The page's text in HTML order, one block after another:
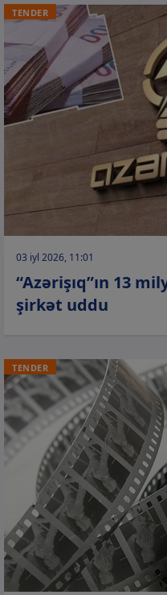
TENDER
03 iyl 2026, 11:01
“Azərişıq”ın 13
şirkət uddu
TENDER